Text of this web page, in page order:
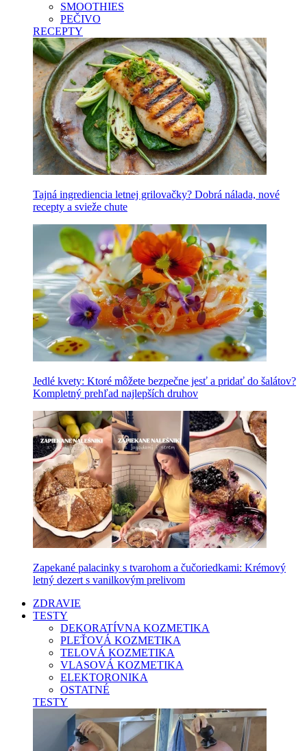
SMOOTHIES
PEČIVO
RECEPTY
Tajná ingrediencia letnej grilovačky? Dobrá nálada, nové
recepty a svieže chute
Jedlé kvety: Ktoré môžete bezpečne jesť a pridať do šalátov?
Kompletný prehľad najlepších druhov
Zapekané palacinky s tvarohom a čučoriedkami: Krémový
letný dezert s vanilkovým prelivom
ZDRAVIE
TESTY
DEKORATÍVNA KOZMETIKA
PLEŤOVÁ KOZMETIKA
TELOVÁ KOZMETIKA
VLASOVÁ KOZMETIKA
ELEKTORONIKA
OSTATNÉ
TESTY